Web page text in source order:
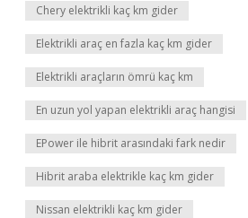
Chery elektrikli kaç km gider
Elektrikli araç en fazla kaç km gider
Elektrikli araçların ömrü kaç km
En uzun yol yapan elektrikli araç hangisi
EPower ile hibrit arasındaki fark nedir
Hibrit araba elektrikle kaç km gider
Nissan elektrikli kaç km gider